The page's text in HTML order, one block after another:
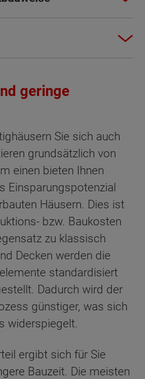
geringe
Sie sich auch
grundsätzlich von
einen bieten Ihnen
Einsparungspotenzial
Häusern. Dies ist
bzw. Baukosten
zu klassisch
Decken werden die
standardisiert
Dadurch wird der
günstiger, was sich
widerspiegelt.
ergibt sich für Sie
Bauzeit. Die meisten